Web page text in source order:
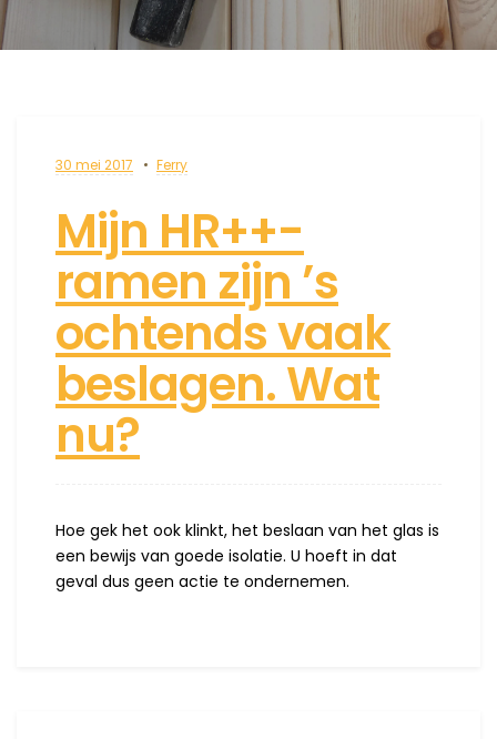
30 mei 2017 Ferry
Mijn HR++-
ramen zijn ’s
ochtends vaak
beslagen. Wat
nu?
Hoe gek het ook klinkt, het beslaan van het glas is
een bewijs van goede isolatie. U hoeft in dat
geval dus geen actie te ondernemen.